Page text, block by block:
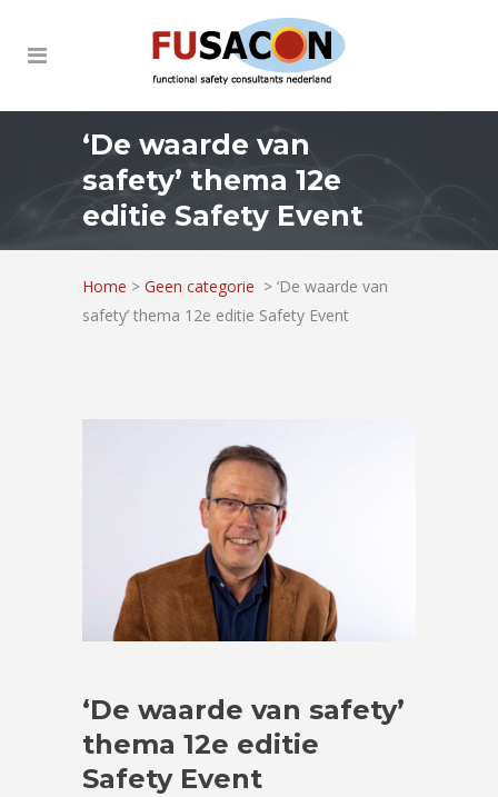
‘De waarde van
safety’ thema 12e
editie Safety Event
Home > Geen categorie > ‘De waarde van
safety’ thema 12e editie Safety Event
‘De waarde van safety’
thema 12e editie
Safety Event